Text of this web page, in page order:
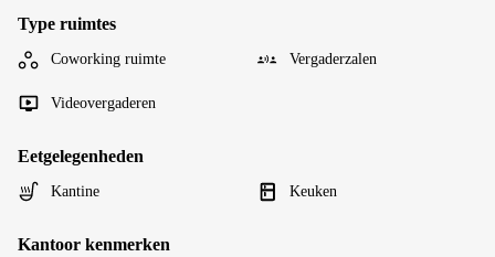
Type ruimtes
Coworking ruimte Vergaderzalen
Videovergaderen
Eetgelegenheden
Kantine Keuken
Kantoor kenmerken